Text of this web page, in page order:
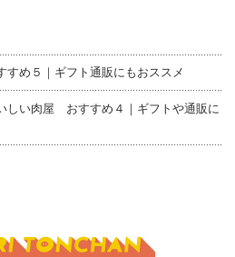
すめ５｜ギフト通販にもおススメ
しい肉屋 おすすめ４｜ギフトや通販に